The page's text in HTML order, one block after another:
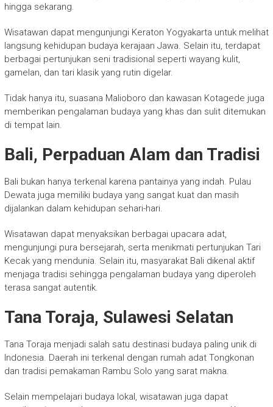
hingga sekarang.
Wisatawan dapat mengunjungi Keraton Yogyakarta untuk melihat
langsung kehidupan budaya kerajaan Jawa. Selain itu, terdapat
berbagai pertunjukan seni tradisional seperti wayang kulit,
gamelan, dan tari klasik yang rutin digelar.
Tidak hanya itu, suasana Malioboro dan kawasan Kotagede juga
memberikan pengalaman budaya yang khas dan sulit ditemukan
di tempat lain.
Bali, Perpaduan Alam dan Tradisi
Bali bukan hanya terkenal karena pantainya yang indah. Pulau
Dewata juga memiliki budaya yang sangat kuat dan masih
dijalankan dalam kehidupan sehari-hari.
Wisatawan dapat menyaksikan berbagai upacara adat,
mengunjungi pura bersejarah, serta menikmati pertunjukan Tari
Kecak yang mendunia. Selain itu, masyarakat Bali dikenal aktif
menjaga tradisi sehingga pengalaman budaya yang diperoleh
terasa sangat autentik.
Tana Toraja, Sulawesi Selatan
Tana Toraja menjadi salah satu destinasi budaya paling unik di
Indonesia. Daerah ini terkenal dengan rumah adat Tongkonan
dan tradisi pemakaman Rambu Solo yang sarat makna.
Selain mempelajari budaya lokal, wisatawan juga dapat